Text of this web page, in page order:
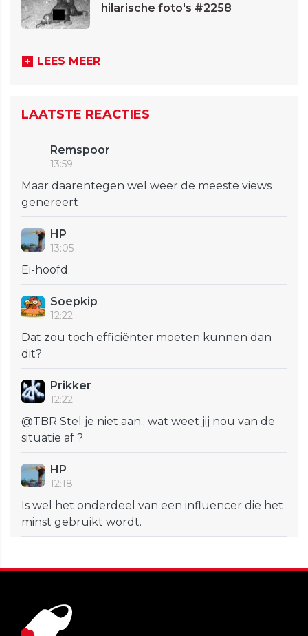
hilarische foto's #2258
LEES MEER
LAATSTE REACTIES
Remspoor
13:59
Maar daarentegen wel weer de meeste views
genereert
HP
13:05
Ei-hoofd.
Soepkip
12:22
Dat zou toch efficiënter moeten kunnen dan
dit?
Prikker
12:22
@TBR Stel je niet aan.. wat weet jij nou van de
situatie af ?
HP
12:18
Is wel het onderdeel van een influencer die het
minst gebruikt wordt.